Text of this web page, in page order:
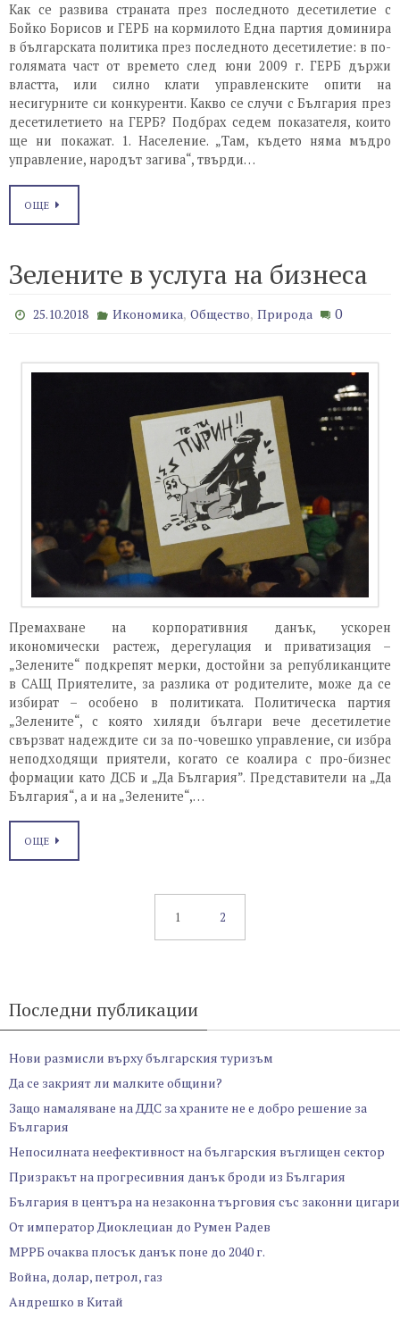
Как се развива страната през последното десетилетие с
Бойко Борисов и ГЕРБ на кормилото Една партия доминира
в българската политика през последното десетилетие: в по-
голямата част от времето след юни 2009 г. ГЕРБ държи
властта, или силно клати управленските опити на
несигурните си конкуренти. Какво се случи с България през
десетилетието на ГЕРБ? Подбрах седем показателя, които
ще ни покажат. 1. Население. „Там, където няма мъдро
управление, народът загива“, твърди…
ОЩЕ
Зелените в услуга на бизнеса
25.10.2018 Икономика, Общество, Природа 0
Премахване на корпоративния данък, ускорен
икономически растеж, дерегулация и приватизация –
„Зелените“ подкрепят мерки, достойни за републиканците
в САЩ Приятелите, за разлика от родителите, може да се
избират – особено в политиката. Политическа партия
„Зелените“, с която хиляди българи вече десетилетие
свързват надеждите си за по-човешко управление, си избра
неподходящи приятели, когато се коалира с про-бизнес
формации като ДСБ и „Да България”. Представители на „Да
България“, а и на „Зелените“,…
ОЩЕ
1 2
Последни публикации
Нови размисли върху българския туризъм
Да се закрият ли малките общини?
Защо намаляване на ДДС за храните не е добро решение за
България
Непосилната неефективност на българския въглищен сектор
Призракът на прогресивния данък броди из България
България в центъра на незаконна търговия със законни цигари
От император Диоклециан до Румен Радев
МРРБ очаква плосък данък поне до 2040 г.
Война, долар, петрол, газ
Андрешко в Китай